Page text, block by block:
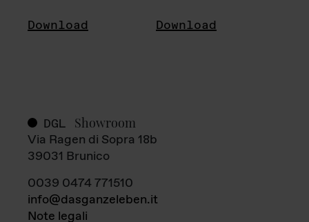
Download Download
DGL Showroom
Via Ragen di Sopra 18b
39031 Brunico
0039 0474 771510
info@dasganzeleben.it
Note legali